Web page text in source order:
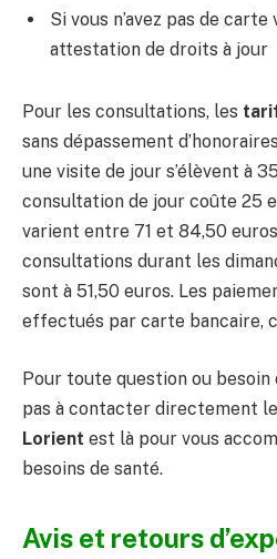
Si vous n’avez pas de
attestation de droits à jour
Pour les consultations, les
sans dépassement
une visite de jour s’élèvent à
consultation de jour coûte 25
varient entre 71 et 84,50
consultations durant les
sont à 51,50 euros. Les
effectués par carte bancaire,
Pour toute question ou besoin
pas à contacter directement
Lorient est là pour vous
besoins de santé.
Avis et retours